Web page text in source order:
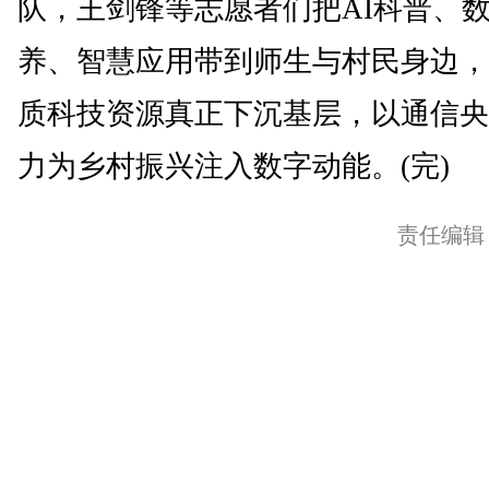
队，王剑锋等志愿者们把AI科普、
养、智慧应用带到师生与村民身边
质科技资源真正下沉基层，以通信
力为乡村振兴注入数字动能。(完)
责任编